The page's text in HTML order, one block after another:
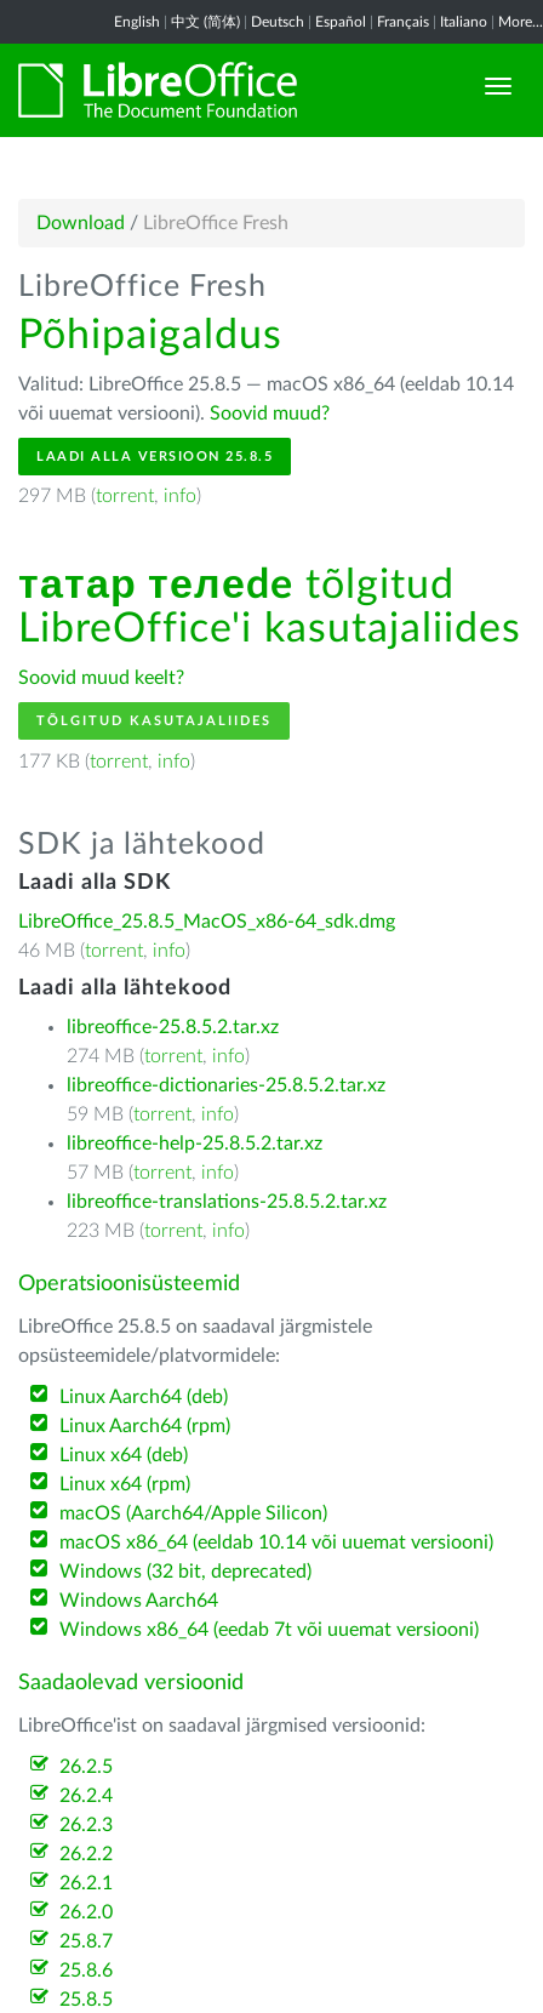
English 中文 (简体) Deutsch Español Français Italiano More...
Download / LibreOffice Fresh
LibreOffice Fresh
Põhipaigaldus
Valitud: LibreOffice 25.8.5 — macOS x86_64 (eeldab 10.14
või uuemat versiooni). Soovid muud?
LAADI ALLA VERSIOON 25.8.5
297 MB (torrent, info)
татар телеde tõlgitud
LibreOffice'i kasutajaliides
Soovid muud keelt?
TÕLGITUD KASUTAJALIIDES
177 KB (torrent, info)
SDK ja lähtekood
Laadi alla SDK
LibreOffice_25.8.5_MacOS_x86-64_sdk.dmg
46 MB (torrent, info)
Laadi alla lähtekood
libreoffice-25.8.5.2.tar.xz
274 MB (torrent, info)
libreoffice-dictionaries-25.8.5.2.tar.xz
59 MB (torrent, info)
libreoffice-help-25.8.5.2.tar.xz
57 MB (torrent, info)
libreoffice-translations-25.8.5.2.tar.xz
223 MB (torrent, info)
Operatsioonisüsteemid
LibreOffice 25.8.5 on saadaval järgmistele
opsüsteemidele/platvormidele:
Linux Aarch64 (deb)
Linux Aarch64 (rpm)
Linux x64 (deb)
Linux x64 (rpm)
macOS (Aarch64/Apple Silicon)
macOS x86_64 (eeldab 10.14 või uuemat versiooni)
Windows (32 bit, deprecated)
Windows Aarch64
Windows x86_64 (eedab 7t või uuemat versiooni)
Saadaolevad versioonid
LibreOffice'ist on saadaval järgmised versioonid:
26.2.5
26.2.4
26.2.3
26.2.2
26.2.1
26.2.0
25.8.7
25.8.6
25.8.5